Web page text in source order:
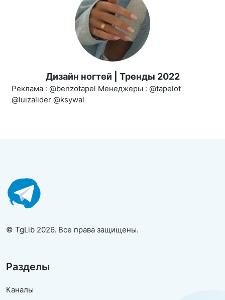
Дизайн ногтей | Тренды 2022
Реклама : @benzotapel Менеджеры : @tapelot
@luizalider @ksywal
© TgLib 2026. Все права защищены.
Разделы
Каналы